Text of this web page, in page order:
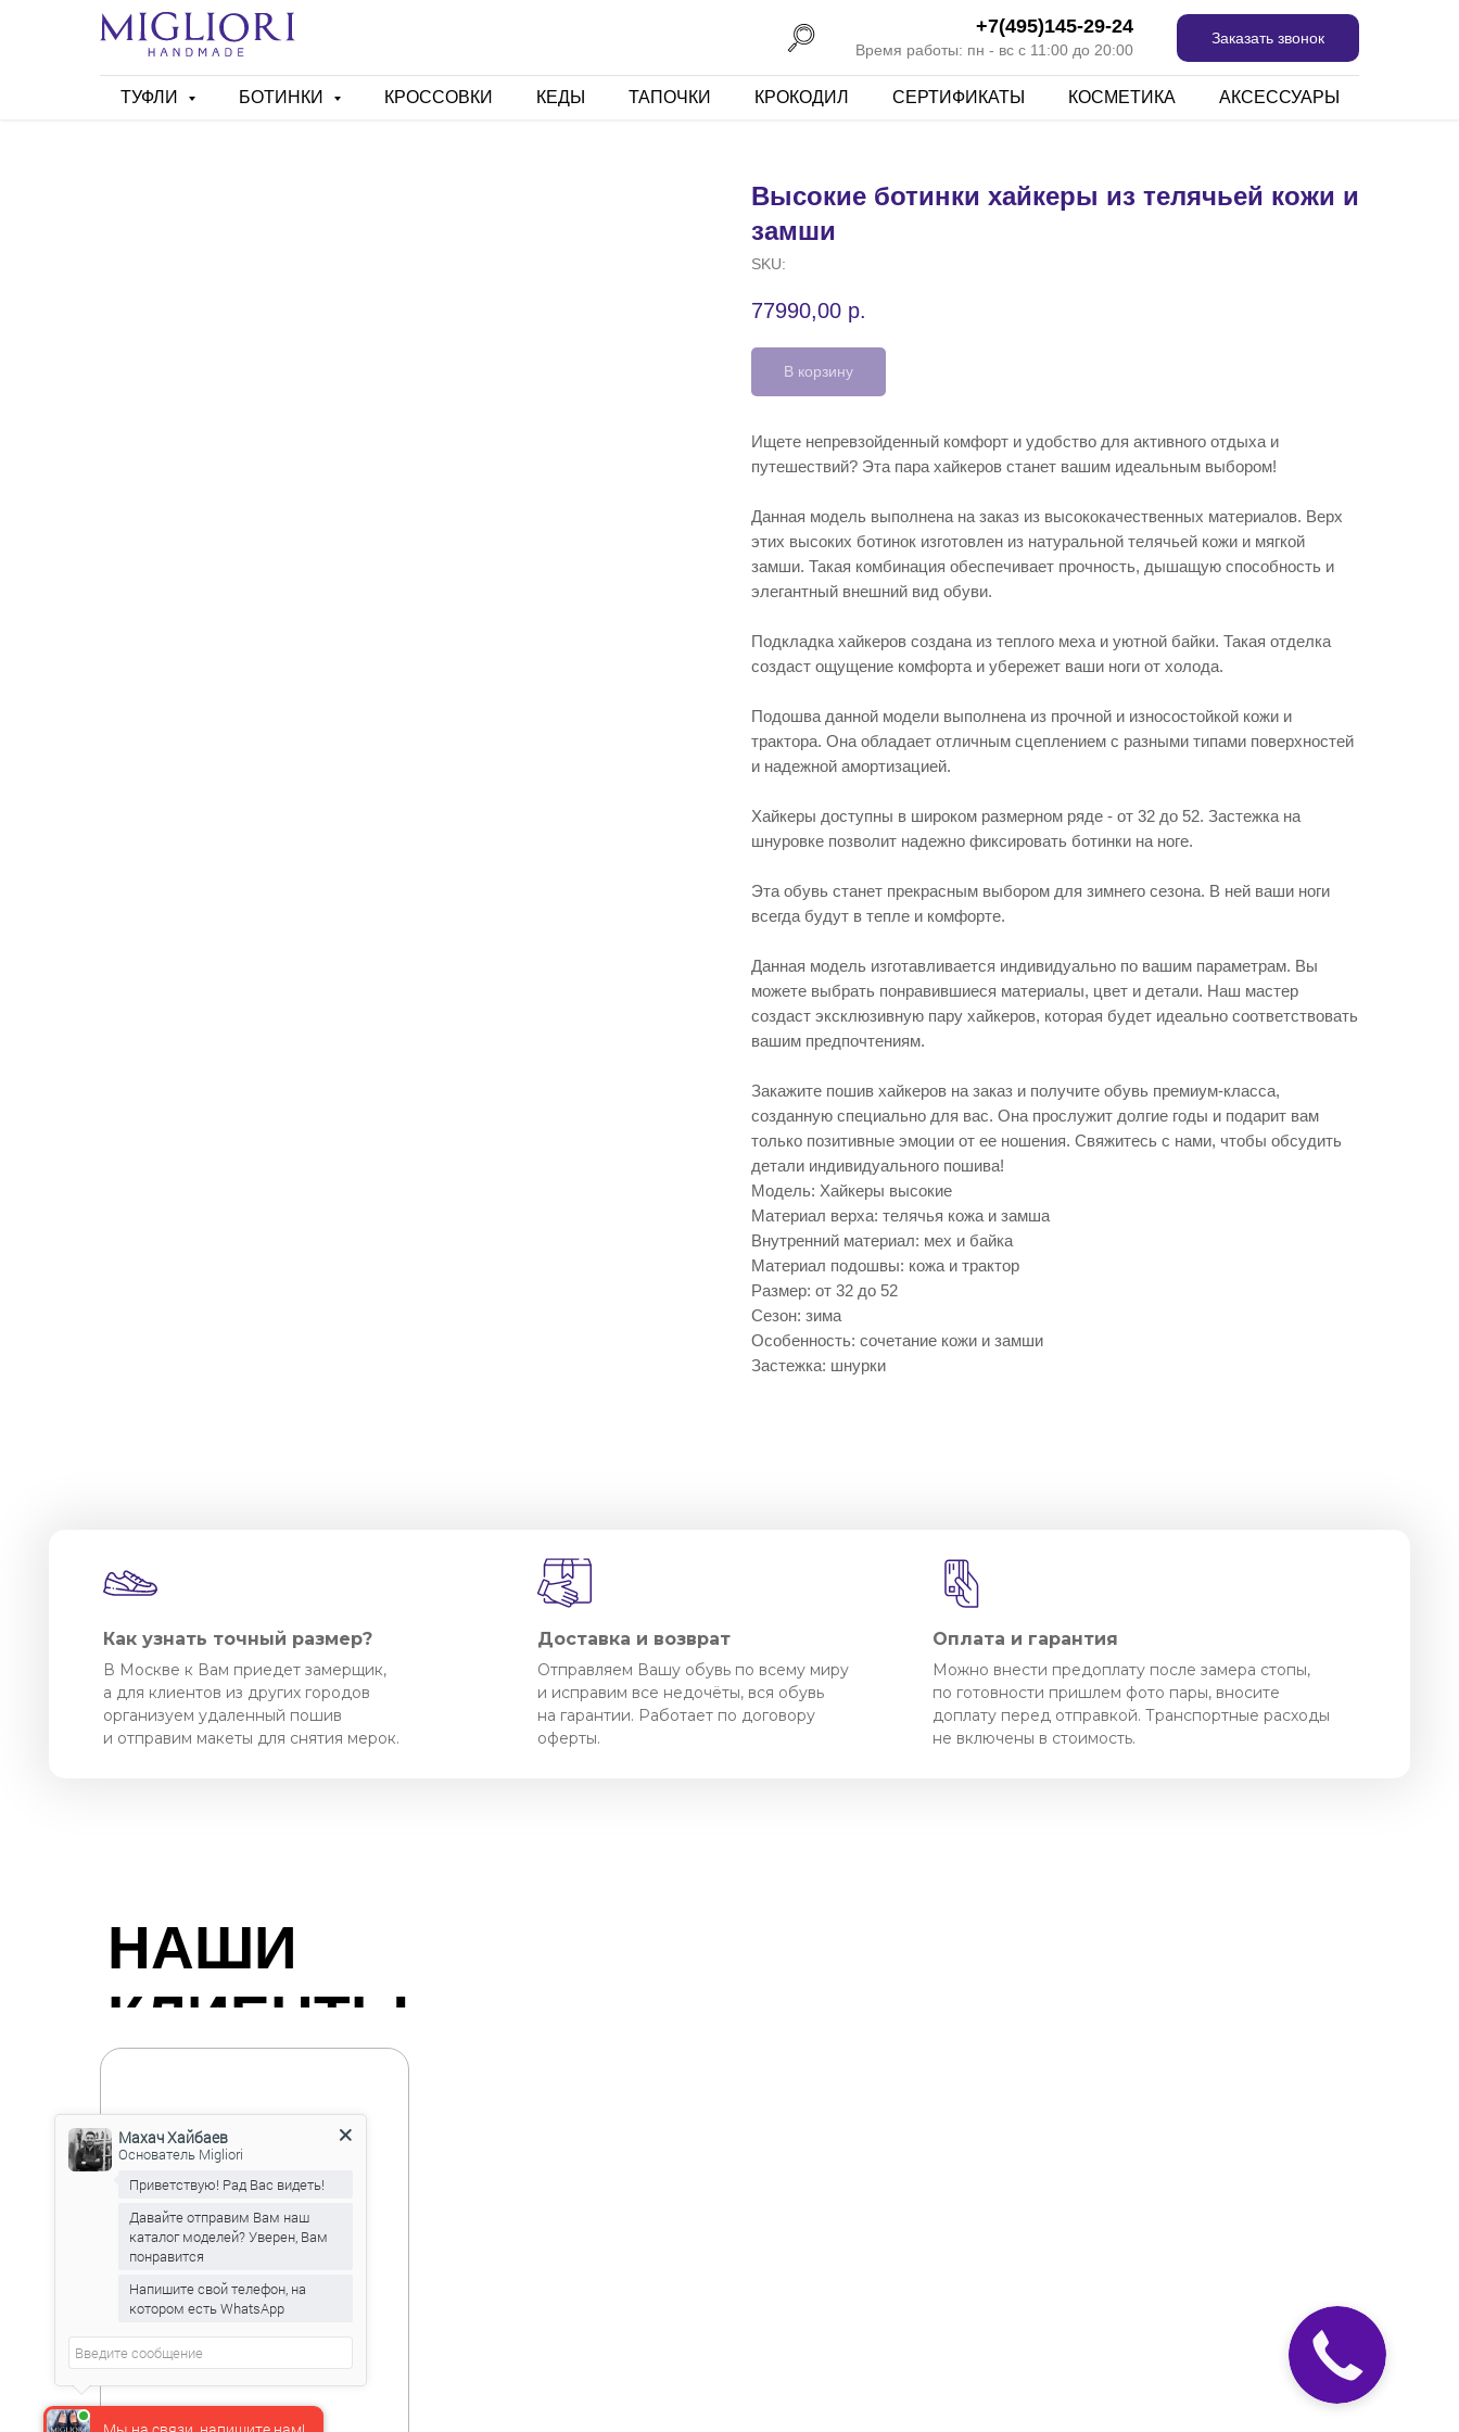
+7(495)145-29-24
Время работы: пн - вс с 11:00 до 20:00
Заказать звонок
ТУФЛИ БОТИНКИ КРОССОВКИ КЕДЫ ТАПОЧКИ КРОКОДИЛ СЕРТИФИКАТЫ КОСМЕТИКА АКСЕССУАРЫ
Высокие ботинки хайкеры из телячьей кожи и
замши
SKU:
77990,00 р.
В корзину
Ищете непревзойденный комфорт и удобство для активного отдыха и
путешествий? Эта пара хайкеров станет вашим идеальным выбором!
Данная модель выполнена на заказ из высококачественных материалов. Верх
этих высоких ботинок изготовлен из натуральной телячьей кожи и мягкой
замши. Такая комбинация обеспечивает прочность, дышащую способность и
элегантный внешний вид обуви.
Подкладка хайкеров создана из теплого меха и уютной байки. Такая отделка
создаст ощущение комфорта и убережет ваши ноги от холода.
Подошва данной модели выполнена из прочной и износостойкой кожи и
трактора. Она обладает отличным сцеплением с разными типами поверхностей
и надежной амортизацией.
Хайкеры доступны в широком размерном ряде - от 32 до 52. Застежка на
шнуровке позволит надежно фиксировать ботинки на ноге.
Эта обувь станет прекрасным выбором для зимнего сезона. В ней ваши ноги
всегда будут в тепле и комфорте.
Данная модель изготавливается индивидуально по вашим параметрам. Вы
можете выбрать понравившиеся материалы, цвет и детали. Наш мастер
создаст эксклюзивную пару хайкеров, которая будет идеально соответствовать
вашим предпочтениям.
Закажите пошив хайкеров на заказ и получите обувь премиум-класса,
созданную специально для вас. Она прослужит долгие годы и подарит вам
только позитивные эмоции от ее ношения. Свяжитесь с нами, чтобы обсудить
детали индивидуального пошива!
Модель: Хайкеры высокие
Материал верха: телячья кожа и замша
Внутренний материал: мех и байка
Материал подошвы: кожа и трактор
Размер: от 32 до 52
Сезон: зима
Особенность: сочетание кожи и замши
Застежка: шнурки
Доставка и возврат
В Москве к Вам приедет замерщик,
а для клиентов из других городов
организуем удаленный пошив
и отправим макеты для снятия мерок.
Как узнать точный размер?
Отправляем Вашу обувь по всему миру
и исправим все недочёты, вся обувь
на гарантии. Работает по договору
оферты.
Оплата и гарантия
Можно внести предоплату после замера стопы,
по готовности пришлем фото пары, вносите
доплату перед отправкой. Транспортные расходы
не включены в стоимость.
НАШИ
КЛИЕНТЫ
Закажите
звонок
Махач Хайбаев
Основатель Migliori
Приветствую! Рад Вас видеть!
Давайте отправим Вам наш
каталог моделей? Уверен, Вам
понравится
Напишите свой телефон, на
котором есть WhatsApp